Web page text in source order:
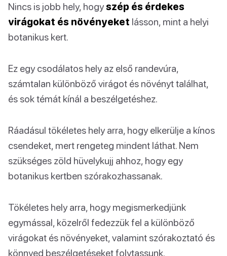
Nincs is jobb hely, hogyszép és érdekes
virágokat és növényeket lásson, mint a helyi
botanikus kert.
Ez egy csodálatos hely az első randevúra,
számtalan különböző virágot és növényt találhat,
és sok témát kínál a beszélgetéshez.
Ráadásul tökéletes hely arra, hogy elkerülje a kínos
csendeket, mert rengeteg mindent láthat. Nem
szükséges zöld hüvelykujj ahhoz, hogy egy
botanikus kertben szórakozhassanak.
Tökéletes hely arra, hogy megismerkedjünk
egymással, közelről fedezzük fel a különböző
virágokat és növényeket, valamint szórakoztató és
könnyed beszélgetéseket folytassunk.